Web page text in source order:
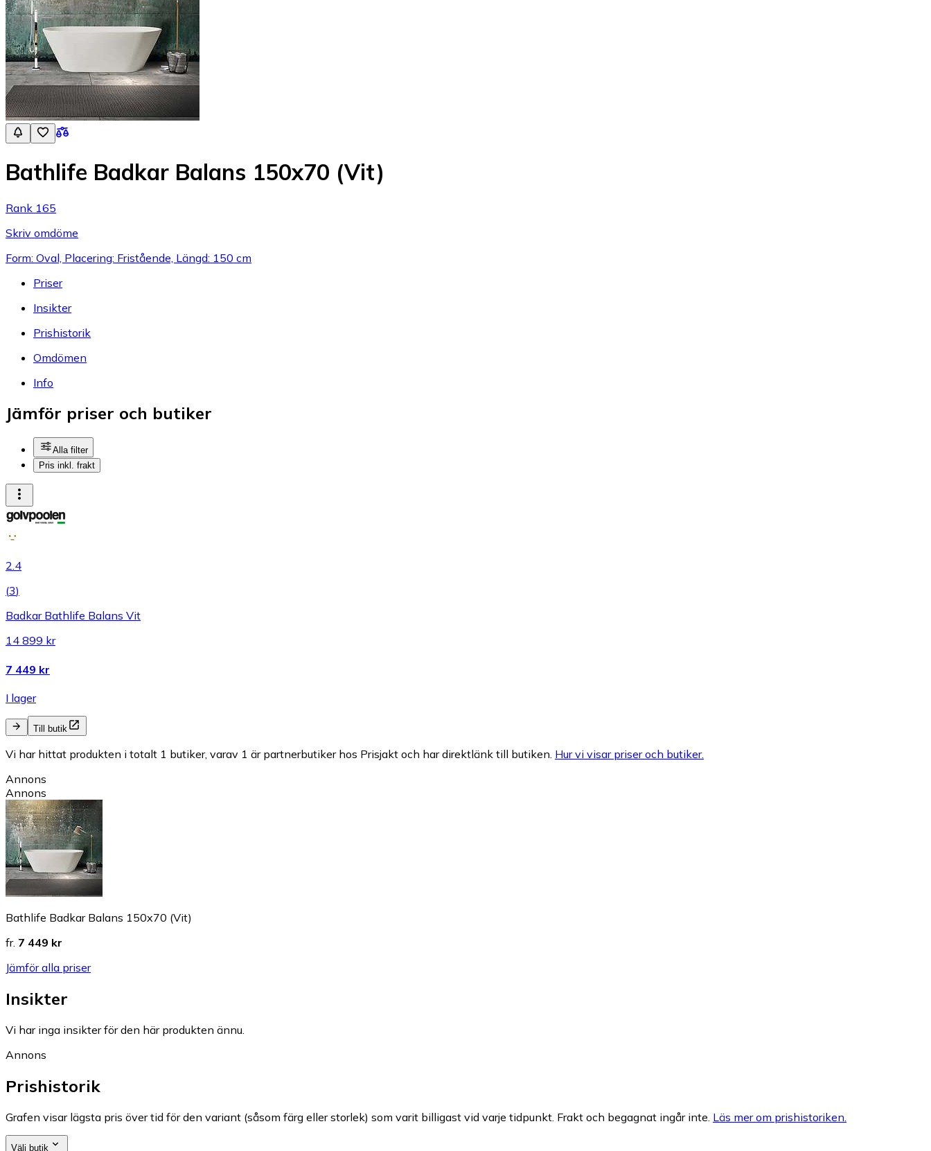
Bathlife Badkar Balans 150x70 (Vit)
Rank 165
Skriv omdöme
Form: Oval, Placering: Fristående, Längd: 150 cm
Priser
Insikter
Prishistorik
Omdömen
Info
Jämför priser och butiker
Alla filter
Pris inkl. frakt
2.4
(3)
Badkar Bathlife Balans Vit
14 899 kr
7 449 kr
I lager
Till butik
Vi har hittat produkten i totalt 1 butiker, varav 1 är partnerbutiker hos Prisjakt och har direktlänk till butiken. Hur vi visar priser och butiker.
Annons
Annons
Bathlife Badkar Balans 150x70 (Vit)
fr. 7 449 kr
Jämför alla priser
Insikter
Vi har inga insikter för den här produkten ännu.
Annons
Prishistorik
Grafen visar lägsta pris över tid för den variant (såsom färg eller storlek) som varit billigast vid varje tidpunkt. Frakt och begagnat ingår inte. Läs mer om prishistoriken.
Välj butik